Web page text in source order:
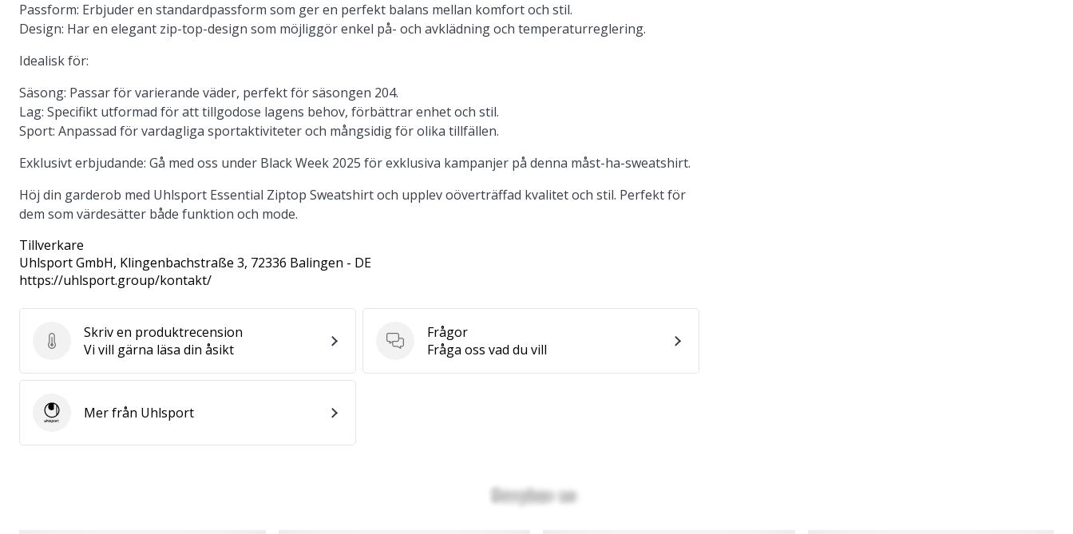
Passform: Erbjuder en standardpassform som ger en perfekt balans mellan komfort och stil.
Design: Har en elegant zip-top-design som möjliggör enkel på- och avklädning och temperaturreglering.
Idealisk för:
Säsong: Passar för varierande väder, perfekt för säsongen 204.
Lag: Specifikt utformad för att tillgodose lagens behov, förbättrar enhet och stil.
Sport: Anpassad för vardagliga sportaktiviteter och mångsidig för olika tillfällen.
Exklusivt erbjudande: Gå med oss under Black Week 2025 för exklusiva kampanjer på denna måst-ha-sweatshirt.
Höj din garderob med Uhlsport Essential Ziptop Sweatshirt och upplev oöverträffad kvalitet och stil. Perfekt för
dem som värdesätter både funktion och mode.
Tillverkare
Uhlsport GmbH, Klingenbachstraße 3, 72336 Balingen - DE
https://uhlsport.group/kontakt/
Skriv en produktrecension
Skriv en produktrecension
Vi vill gärna läsa din åsikt
Frågor
Frågor
Fråga oss vad du vill
UhlsportMer från Uhlsport